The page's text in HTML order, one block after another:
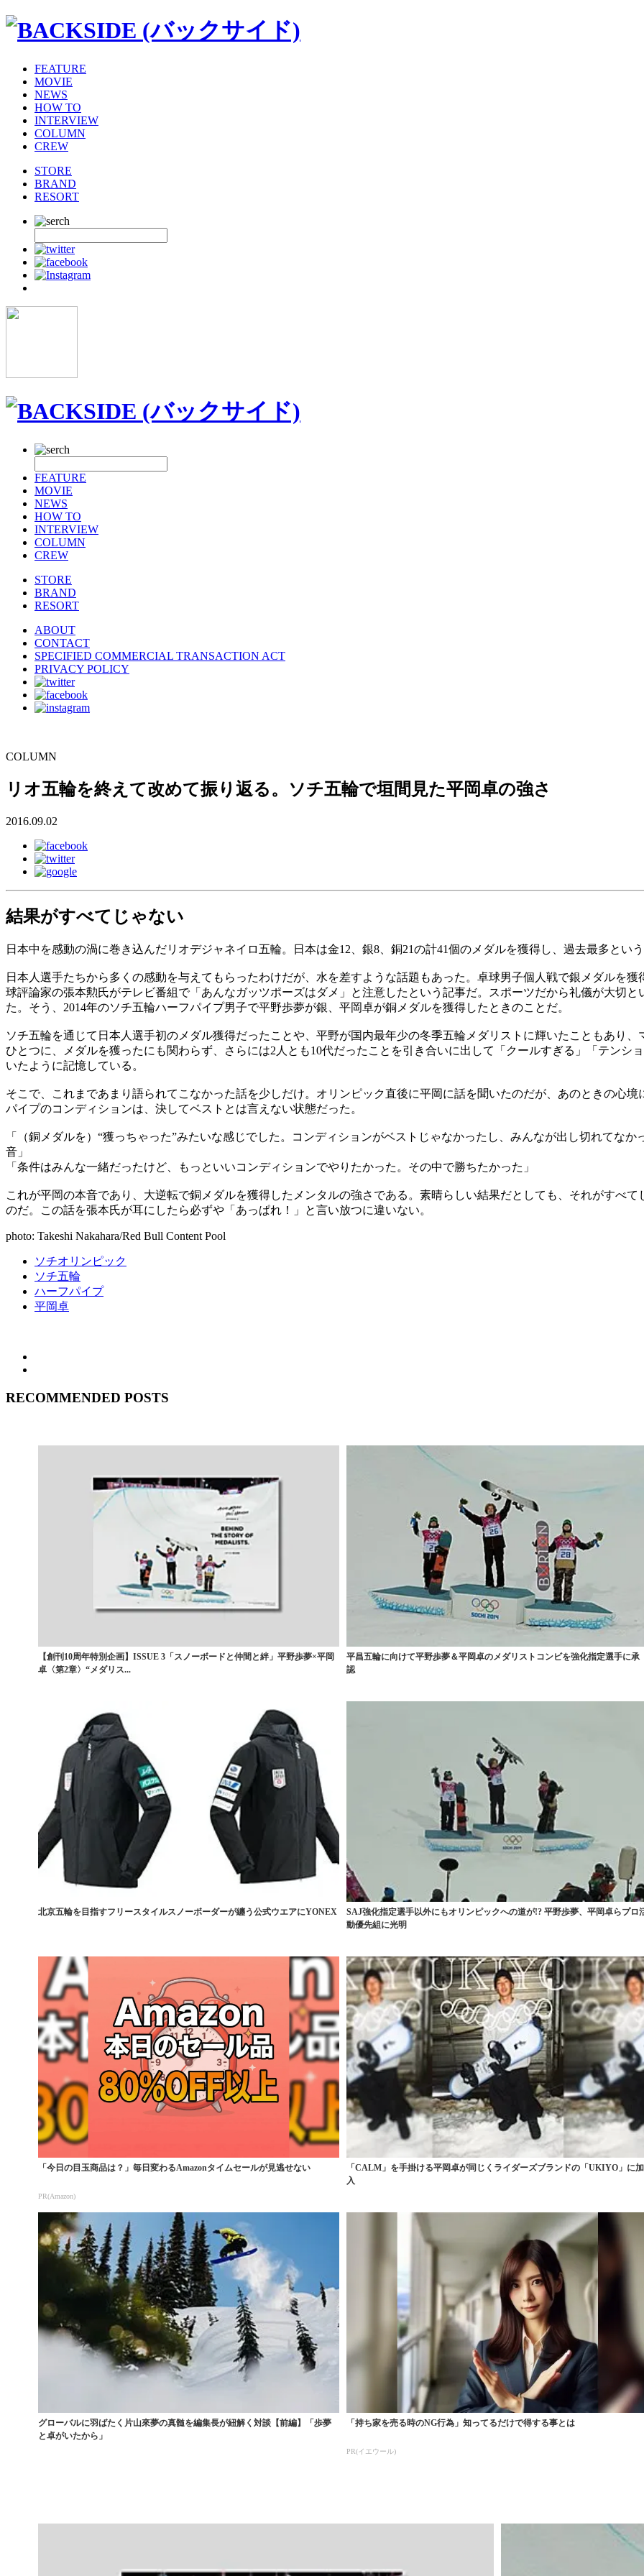
FEATURE
MOVIE
NEWS
HOW TO
INTERVIEW
COLUMN
CREW
STORE
BRAND
RESORT
FEATURE
MOVIE
NEWS
HOW TO
INTERVIEW
COLUMN
CREW
STORE
BRAND
RESORT
ABOUT
CONTACT
SPECIFIED COMMERCIAL TRANSACTION ACT
PRIVACY POLICY
COLUMN
リオ五輪を終えて改めて振り返る。ソチ五輪で垣間見た平岡卓の強さ
2016.09.02
結果がすべてじゃない
日本中を感動の渦に巻き込んだリオデジャネイロ五輪。日本は金12、銀8、銅21の計41個のメダルを獲得し、過去最多という
日本人選手たちから多くの感動を与えてもらったわけだが、水を差すような話題もあった。卓球男子個人戦で銀メダルを
球評論家の張本勲氏がテレビ番組で「あんなガッツポーズはダメ」と注意したという記事だ。スポーツだから礼儀が大切
た。そう、2014年のソチ五輪ハーフパイプ男子で平野歩夢が銀、平岡卓が銅メダルを獲得したときのことだ。
ソチ五輪を通じて日本人選手初のメダル獲得だったことや、平野が国内最年少の冬季五輪メダリストに輝いたこともあり
ひとつに、メダルを獲ったにも関わらず、さらには2人とも10代だったことを引き合いに出して「クールすぎる」「テンシ
いたように記憶している。
そこで、これまであまり語られてこなかった話を少しだけ。オリンピック直後に平岡に話を聞いたのだが、あのときの心
パイプのコンディションは、決してベストとは言えない状態だった。
「（銅メダルを）“獲っちゃった”みたいな感じでした。コンディションがベストじゃなかったし、みんなが出し切れてな
音」
「条件はみんな一緒だったけど、もっといいコンディションでやりたかった。その中で勝ちたかった」
これが平岡の本音であり、大逆転で銅メダルを獲得したメンタルの強さである。素晴らしい結果だとしても、それがすべ
のだ。この話を張本氏が耳にしたら必ずや「あっぱれ！」と言い放つに違いない。
photo: Takeshi Nakahara/Red Bull Content Pool
ソチオリンピック
ソチ五輪
ハーフパイプ
平岡卓
RECOMMENDED POSTS
【創刊10周年特別企画】ISSUE 3「スノーボードと仲間と絆」平野歩夢×平岡
卓〈第2章〉“メダリス...
平昌五輪に向けて平野歩夢＆平岡卓のメダリストコンビを強化指定選手に承
認
北京五輪を目指すフリースタイルスノーボーダーが纏う公式ウエアにYONEX
SAJ強化指定選手以外にもオリンピックへの道が!? 平野歩夢、平岡卓らプロ
動優先組に光明
「今日の目玉商品は？」毎日変わるAmazonタイムセールが見逃せない
PR(Amazon)
「CALM」を手掛ける平岡卓が同じくライダーズブランドの「UKIYO」に加
入
グローバルに羽ばたく片山來夢の真髄を編集長が紐解く対談【前編】「歩夢
と卓がいたから」
「持ち家を売る時のNG行為」知ってるだけで得する事とは
PR(イエウール)